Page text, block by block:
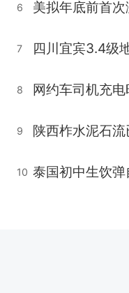
6
7 四川宜宾3.4级
8 网约车司机充
9
10 泰国初中生饮